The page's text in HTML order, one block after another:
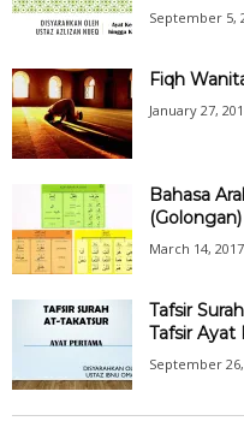
September 5,
Fiqh
January 27,
Bahasa
(Golongan)
March 14, 2017
Tafsir
Tafsir Ayat
September